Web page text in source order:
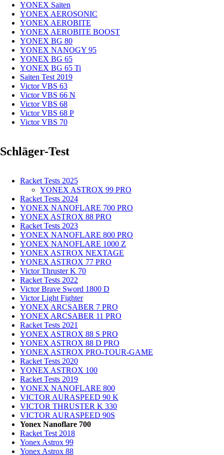
YONEX Saiten
YONEX AEROSONIC
YONEX AEROBITE
YONEX AEROBITE BOOST
YONEX BG 80
YONEX NANOGY 95
YONEX BG 65
YONEX BG 65 Ti
Saiten Test 2019
Victor VBS 63
Victor VBS 66 N
Victor VBS 68
Victor VBS 68 P
Victor VBS 70
Schläger-Test
Racket Tests 2025
YONEX ASTROX 99 PRO
Racket Tests 2024
YONEX NANOFLARE 700 PRO
YONEX ASTROX 88 PRO
Racket Tests 2023
YONEX NANOFLARE 800 PRO
YONEX NANOFLARE 1000 Z
YONEX ASTROX NEXTAGE
YONEX ASTROX 77 PRO
Victor Thruster K 70
Racket Tests 2022
Victor Brave Sword 1800 D
Victor Light Fighter
YONEX ARCSABER 7 PRO
YONEX ARCSABER 11 PRO
Racket Tests 2021
YONEX ASTROX 88 S PRO
YONEX ASTROX 88 D PRO
YONEX ASTROX PRO-TOUR-GAME
Racket Tests 2020
YONEX ASTROX 100
Racket Tests 2019
YONEX NANOFLARE 800
VICTOR AURASPEED 90 K
VICTOR THRUSTER K 330
VICTOR AURASPEED 90S
Yonex Nanoflare 700
Racket Test 2018
Yonex Astrox 99
Yonex Astrox 88